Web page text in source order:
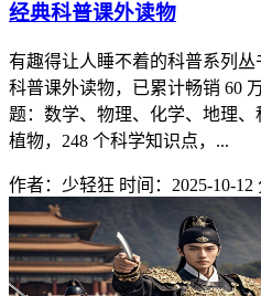
经典科普课外读物
有趣得让人睡不着的科普系列
科普课外读物，已累计畅销 60
题：数学、物理、化学、地理、
植物，248 个科学知识点，...
作者：少轻狂 时间：2025-10-12